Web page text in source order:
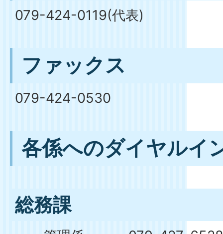
079-424-0119(代表)
ファックス
079-424-0530
各係へのダイヤルイ
総務課